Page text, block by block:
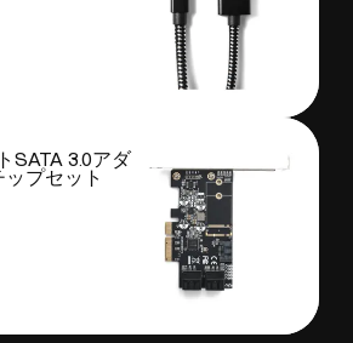
SATA 3.0アダ
プセット